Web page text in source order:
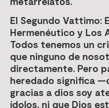
El Segundo Vattimo:
Hermenéutico y Los
Todos tenemos un
que ninguno de
directamente. Pero
heredado significa
gracias a dios soy
ídolos, ni que Dios